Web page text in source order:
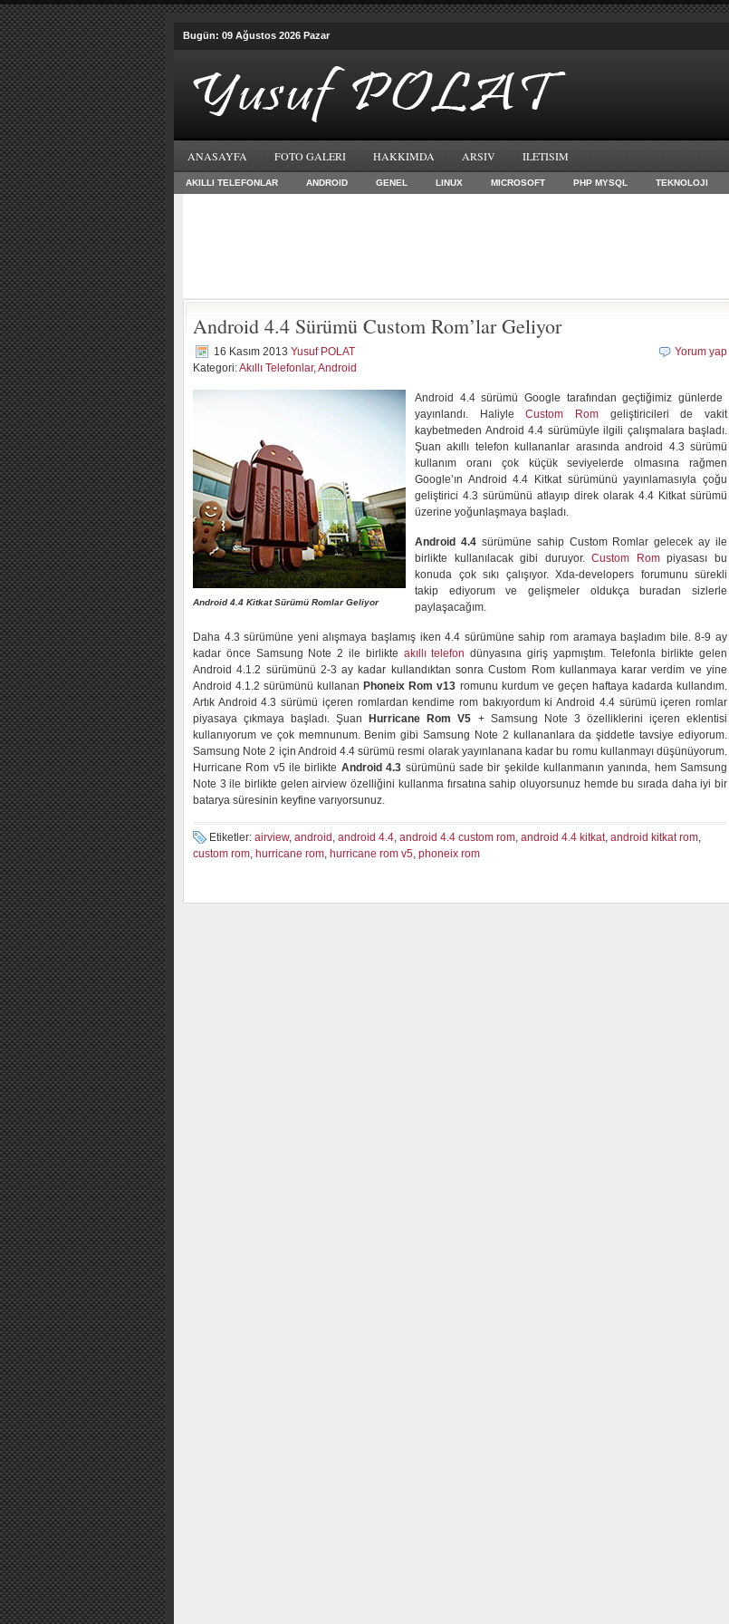
Bugün: 09 Ağustos 2026 Pazar
ANASAYFA FOTO GALERI HAKKIMDA ARSIV ILETISIM
AKILLI TELEFONLAR ANDROID GENEL LINUX MICROSOFT PHP MYSQL TEKNOLOJI
Android 4.4 Sürümü Custom Rom’lar Geliyor
16 Kasım 2013 Yusuf POLAT
Kategori:Akıllı Telefonlar,Android
Yorum yap
Android 4.4 Kitkat Sürümü Romlar Geliyor
Android 4.4 sürümü Google tarafından geçtiğimiz günlerde
yayınlandı. HaliyleCustom Rom geliştiricileri de vakit
kaybetmeden Android 4.4 sürümüyle ilgili çalışmalara başladı.
Şuan akıllı telefon kullananlar arasında android 4.3 sürümü
kullanım oranı çok küçük seviyelerde olmasına rağmen
Google’ın Android 4.4 Kitkat sürümünü yayınlamasıyla çoğu
geliştirici 4.3 sürümünü atlayıp direk olarak 4.4 Kitkat sürümü
üzerine yoğunlaşmaya başladı.
Android 4.4sürümüne sahip Custom Romlar gelecek ay ile
birlikte kullanılacak gibi duruyor.Custom Rompiyasası bu
konuda çok sıkı çalışıyor. Xda-developers forumunu sürekli
takip ediyorum ve gelişmeler oldukça buradan sizlerle
paylaşacağım.
Daha 4.3 sürümüne yeni alışmaya başlamış iken 4.4 sürümüne sahip rom aramaya başladım bile. 8-9 ay
kadar önce Samsung Note 2 ile birlikte akıllı telefon dünyasına giriş yapmıştım. Telefonla birlikte gelen
Android 4.1.2 sürümünü 2-3 ay kadar kullandıktan sonra Custom Rom kullanmaya karar verdim ve yine
Android 4.1.2 sürümünü kullanan Phoneix Rom v13 romunu kurdum ve geçen haftaya kadarda kullandım.
Artık Android 4.3 sürümü içeren romlardan kendime rom bakıyordum ki Android 4.4 sürümü içeren romlar
piyasaya çıkmaya başladı. Şuan
Hurricane Rom V5 + Samsung Note 3 özelliklerini içeren eklentisi
kullanıyorum ve çok memnunum. Benim gibi Samsung Note 2 kullananlara da şiddetle tavsiye ediyorum.
Samsung Note 2 için Android 4.4 sürümü resmi olarak yayınlanana kadar bu romu kullanmayı düşünüyorum.
Hurricane Rom v5 ile birlikte Android 4.3 sürümünü sade bir şekilde kullanmanın yanında, hem Samsung
Note 3 ile birlikte gelen airview özelliğini kullanma fırsatına sahip oluyorsunuz hemde bu sırada daha iyi bir
batarya süresinin keyfine varıyorsunuz.
Etiketler: airview, android , android 4.4, android 4.4 custom rom, android 4.4 kitkat, android kitkat rom,
custom rom, hurricane rom, hurricane rom v5, phoneix rom